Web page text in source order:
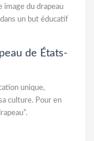
image du drapeau
un but éducatif
de États-
unique,
culture. Pour en